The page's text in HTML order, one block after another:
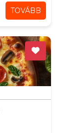
TOVÁBB